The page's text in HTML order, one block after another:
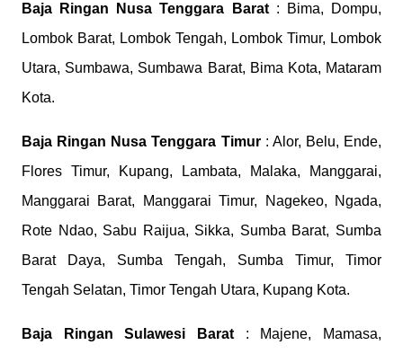
Baja Ringan Nusa Tenggara Barat : Bima, Dompu,
Lombok Barat, Lombok Tengah, Lombok Timur, Lombok
Utara, Sumbawa, Sumbawa Barat, Bima Kota, Mataram
Kota.
Baja Ringan Nusa Tenggara Timur: Alor, Belu, Ende,
Flores Timur, Kupang, Lambata, Malaka, Manggarai,
Manggarai Barat, Manggarai Timur, Nagekeo, Ngada,
Rote Ndao, Sabu Raijua, Sikka, Sumba Barat, Sumba
Barat Daya, Sumba Tengah, Sumba Timur, Timor
Tengah Selatan, Timor Tengah Utara, Kupang Kota.
Baja Ringan Sulawesi Barat : Majene, Mamasa,